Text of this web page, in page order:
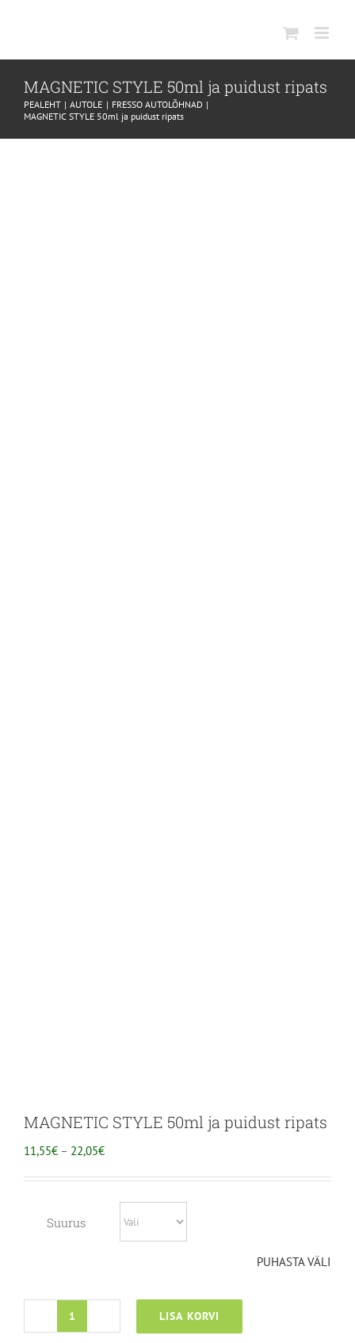
MAGNETIC STYLE 50ml ja puidust ripats
PEALEHT AUTOLE
FRESSO AUTOLÕHNAD
MAGNETIC STYLE 50ml ja puidust ripats
MAGNETIC STYLE 50ml ja puidust ripats
11,55€ – 22,05€HINNAVAHEMIK:
Suurus
PUHASTA VÄLI
MAGNETIC
LISA KORVI